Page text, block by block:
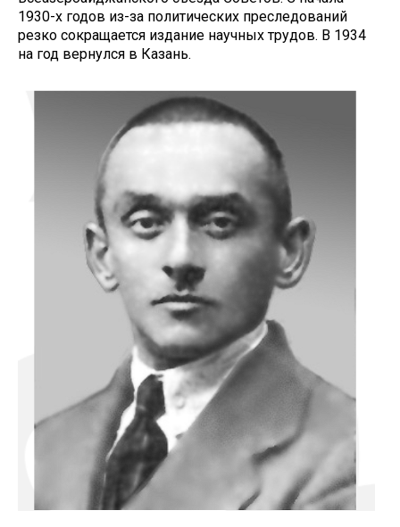
1930-х годов из-за политических преследований
резко сокращается издание научных трудов. В 1934
на год вернулся в Казань.